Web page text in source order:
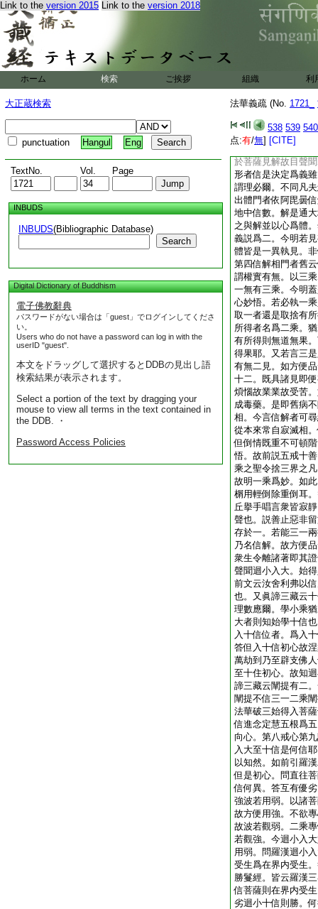
Link to the version 2015 Link to the version 2018
ホーム 検索 ご挨拶 組織 利
大正蔵検索
punctuation Hangul Eng
TextNo. Vol. Page
INBUDS
INBUDS(Bibliographic Database)
Search
Digital Dictionary of Buddhism
電子佛教辭典
パスワードがない場合は「guest」でログインしてくださ
い。
Users who do not have a password can log in with the
userID "guest".
本文をドラッグして選択するとDDBの見出し語
検索結果が表示されます。
Select a portion of the text by dragging your
mouse to view all terms in the text contained in
the DDB. ・
Password Access Policies
法華義疏 (No. 1721_
538 539 540
点:有/無] [CITE]
故破邪見有解故破
此義難明。今更以
復虚心信受而未能
者解而不信謂利根
解謂鈍根邪見人也
義。一者上有所對
者解有二種。一者
見理情多如諸菩薩
於是衆中能一心聽
憑師義多見理情少
佛語故得入此經非
於菩薩見解故目聲
形者信是決定爲義
謂理必爾。不同凡
出體門者依阿毘曇
地中信數。解是通
之與解並以心爲體
義説爲二。今明若
體皆是一異執見。
第四信解相門者舊
謂權實有無。以三
一無有三乘。今明
心妙悟。若必執一
取一者還是取捨有
所得者名爲二乘。
有所得則無道無果
得果耶。又若言三
有無二見。如方便
十二。既具諸見即
煩惱故業業故受苦
成毒藥。是即舊病
相。今言信解者可
從本來常自寂滅相
但倒情既重不可頓
悟。故前説五戒十
乘之聖令捨三界之
故明一乘爲妙。如
榍用輕倒除重倒耳
丘擧手唱言衆皆寂
聲也。説善止惡非
存於一。若能三一
乃名信解。故方便
衆生令離諸著即其
聲聞迴小入大。始
前文云汝舍利弗以
也。又眞諦三藏云
理數應爾。學小乘
大者則知始學十信
入十信位者。爲入
答但入十信初心故
萬劫到乃至辟支佛
至十住初心。故知
諦三藏云闡提有二
闡提不信三一二乘
法華破三始得入菩
信進念定慧五根爲
向心。第八戒心第
入大至十信是何信
以知然。如前引羅
但是初心。問直往
信何異。答互有優
強波若用弱。以諸
故方便用強。不欲
故波若觀弱。二乘
若觀強。今迴小入
用弱。問羅漢迴小
受生爲在界内受生
勝鬘經。皆云羅漢
信菩薩則在界内受
劣迴小十信則勝。